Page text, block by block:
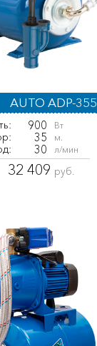
AUTO ADP-355
900 Вт
35 м.
30 л/мин
32 409 руб.